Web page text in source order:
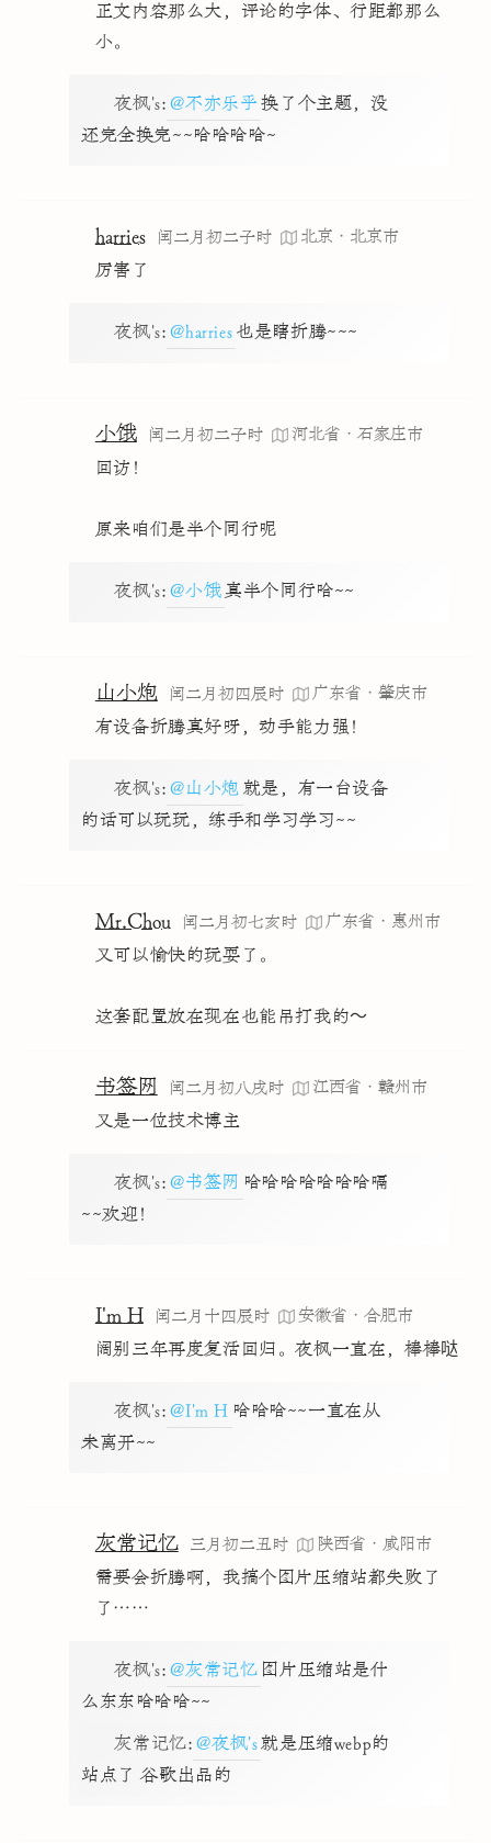
正文内容那么大，评论的字体、行距都那么
小。
夜枫's: @不亦乐乎 换了个主题，没
还完全换完~~哈哈哈哈~
harries 闰二月初二子时
北京·北京市
厉害了
夜枫's: @harries 也是瞎折腾~~~
小饿 闰二月初二子时
河北省·石家庄市
回访！
原来咱们是半个同行呢
夜枫's: @小饿真半个同行哈~~
山小炮 闰二月初四辰时
广东省·肇庆市
有设备折腾真好呀，动手能力强！
夜枫's: @山小炮 就是，有一台设备
的话可以玩玩，练手和学习学习~~
Mr.Chou 闰二月初七亥时
广东省·惠州市
又可以愉快的玩耍了。
这套配置放在现在也能吊打我的～
书签网 闰二月初八戌时
江西省·赣州市
又是一位技术博主
夜枫's: @书签网 哈哈哈哈哈哈哈嗝
~~欢迎！
I'm H 闰二月十四辰时
安徽省·合肥市
阔别三年再度复活回归。夜枫一直在，棒棒哒
夜枫's: @I'm H 哈哈哈~~一直在从
未离开~~
灰常记忆 三月初二丑时
陕西省·咸阳市
需要会折腾啊，我搞个图片压缩站都失败了
了……
夜枫's: @灰常记忆 图片压缩站是什
么东东哈哈哈~~
灰常记忆: @夜枫's就是压缩webp的
站点了 谷歌出品的